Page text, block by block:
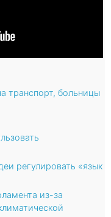
транспорт, больницы
регулировать «язык
из-за